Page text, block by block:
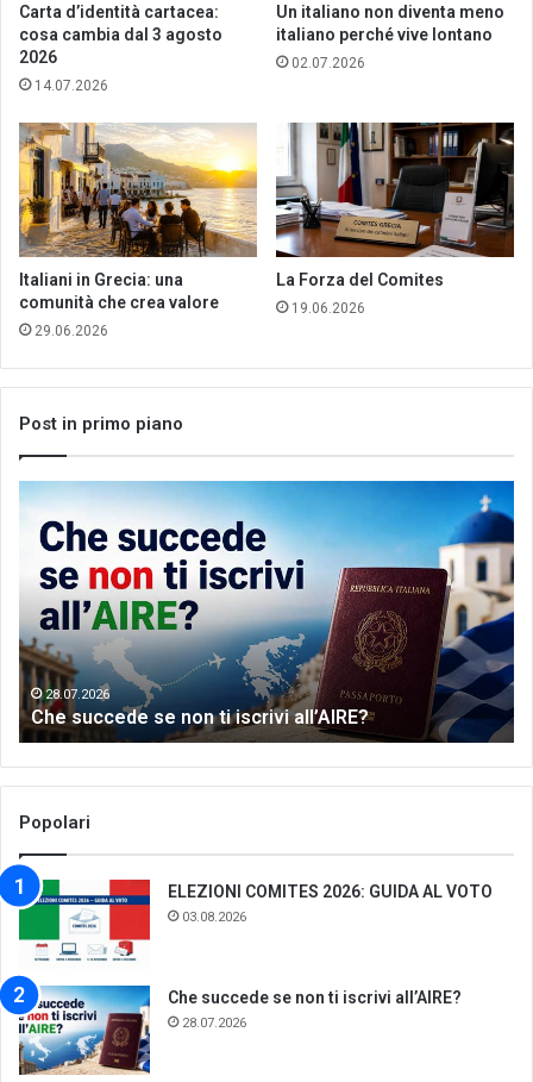
Carta d’identità cartacea:
cosa cambia dal 3 agosto
2026
14.07.2026
Un italiano non diventa meno
italiano perché vive lontano
02.07.2026
Italiani in Grecia: una
comunità che crea valore
29.06.2026
La Forza del Comites
19.06.2026
Post in primo piano
Che
succede
non
iscrivi
all’AIRE?
28.07.2026
Che succede se non ti iscrivi all’AIRE?
the
of
Popolari
ELEZIONI COMITES 2026: GUIDA AL VOTO
03.08.2026
Che succede se non ti iscrivi all’AIRE?
28.07.2026